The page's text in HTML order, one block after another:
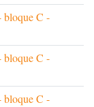
bloque C -
bloque C -
bloque C -